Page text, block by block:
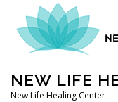
content
NEW LIFE
New Life Healing Center